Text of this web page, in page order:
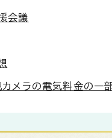
会議
メラの電気料金の一